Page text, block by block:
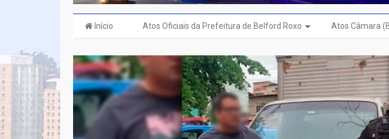
Início Atos Oficiais da Prefeitura de Belford Roxo Atos Câmara